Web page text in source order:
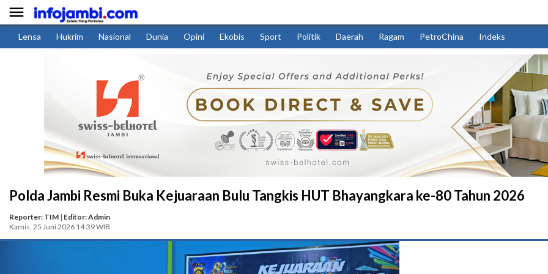

Lensa Hukrim Nasional Dunia Opini Ekobis Sport Politik Daerah Ragam PetroChina Indeks
Polda Jambi Resmi Buka Kejuaraan Bulu Tangkis HUT Bhayangkara ke-80 Tahun 2026
Reporter: TIM | Editor: Admin
Kamis, 25 Juni 2026 14:39 WIB